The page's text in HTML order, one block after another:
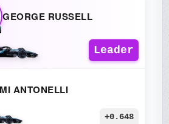
GEORGE RUSSELL
Leader
ANTONELLI
+0.648